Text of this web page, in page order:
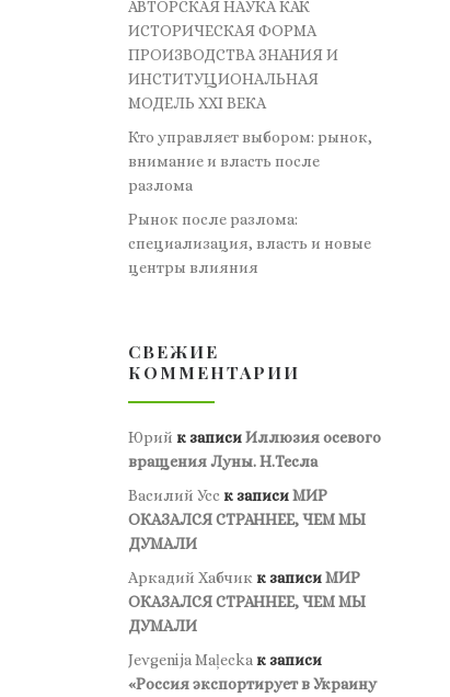
АВТОРСКАЯ НАУКА КАК
ИСТОРИЧЕСКАЯ ФОРМА
ПРОИЗВОДСТВА ЗНАНИЯ И
ИНСТИТУЦИОНАЛЬНАЯ
МОДЕЛЬ XXI ВЕКА
Кто управляет выбором: рынок,
внимание и власть после
разлома
Рынок после разлома:
специализация, власть и новые
центры влияния
СВЕЖИЕ
КОММЕНТАРИИ
Юрий к записиИллюзия осевого
вращения Луны. Н.Тесла
Василий Усс к записиМИР
ОКАЗАЛСЯ СТРАННЕЕ, ЧЕМ МЫ
ДУМАЛИ
Аркадий Хабчик к записиМИР
ОКАЗАЛСЯ СТРАННЕЕ, ЧЕМ МЫ
ДУМАЛИ
Jevgenija Maļecka к записи
«Россия экспортирует в Украину